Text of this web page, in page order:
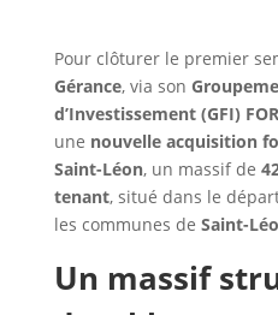
Pour clôturer le premier
Gérance, via son
d’Investissement (GFI)
une nouvelle acquisition
Saint-Léon, un massif de
tenant, situé dans le
les communes de Saint-
Un massif